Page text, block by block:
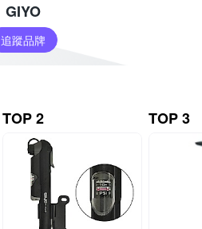
GIYO
追蹤品牌
TOP 2 TOP 3